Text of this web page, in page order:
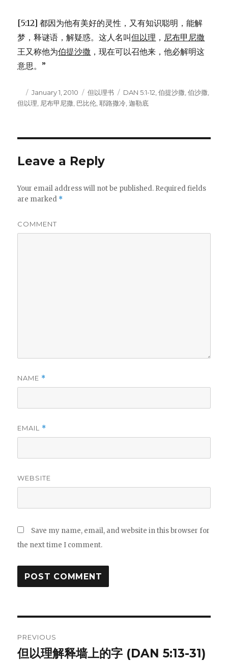
[5:12] 都因为他有美好的灵性，又有知识聪明，能解
梦，释谜语，解疑惑。这人名叫但以理 ， 尼布甲尼撒
王又称他为伯提沙撒 ，现在可以召他来，他必解明这
意思。”
Author
Posted
on
January 1, 2010 Categories
但以理书 Tags
DAN 5:1-12 ,伯提沙撒 ,伯沙撒
但以理 尼布甲尼撒 巴比伦 ,耶路撒冷 ,迦勒底
Leave a Reply
Your email address will not be published. Required fields
are marked *
COMMENT
NAME *
EMAIL *
WEBSITE
Save my name, email, and website in this browser for
the next time I comment.
navigation
PREVIOUS
Previous
但以理解释墙上的字 (DAN 5:13-31)